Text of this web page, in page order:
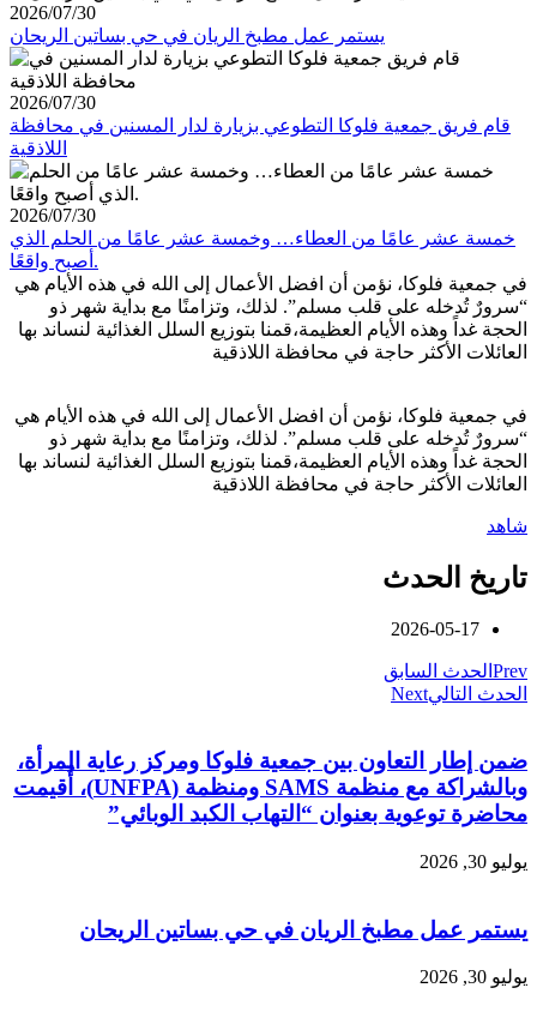
2026/07/30
يستمر عمل مطبخ الريان في حي بساتين الريحان
2026/07/30
قام فريق جمعية فلوكا التطوعي بزيارة لدار المسنين في محافظة
اللاذقية
2026/07/30
خمسة عشر عامًا من العطاء… وخمسة عشر عامًا من الحلم الذي
أصبح واقعًا.
في جمعية فلوكا، نؤمن أن افضل الأعمال إلى الله في هذه الأيام هي
“سرورٌ تُدخله على قلب مسلم”. لذلك، وتزامنًا مع بداية شهر ذو
الحجة غداً وهذه الأيام العظيمة،قمنا بتوزيع السلل الغذائية لنساند بها
العائلات الأكثر حاجة في محافظة اللاذقية
في جمعية فلوكا، نؤمن أن افضل الأعمال إلى الله في هذه الأيام هي
“سرورٌ تُدخله على قلب مسلم”. لذلك، وتزامنًا مع بداية شهر ذو
الحجة غداً وهذه الأيام العظيمة،قمنا بتوزيع السلل الغذائية لنساند بها
العائلات الأكثر حاجة في محافظة اللاذقية
شاهد
تاريخ الحدث
2026-05-17
Prev الحدث السابق
الحدث التاليNext
ضمن إطار التعاون بين جمعية فلوكا ومركز رعاية المرأة،
وبالشراكة مع منظمة SAMS ومنظمة (UNFPA)، أُقيمت
محاضرة توعوية بعنوان “التهاب الكبد الوبائي”
يوليو 30, 2026
يستمر عمل مطبخ الريان في حي بساتين الريحان
يوليو 30, 2026